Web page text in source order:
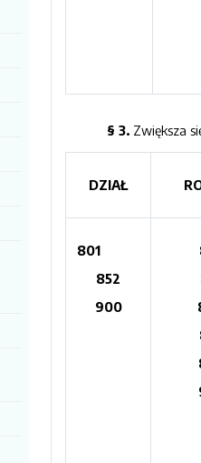
§ 3. Zwiększa
DZIAŁ
801
852
900